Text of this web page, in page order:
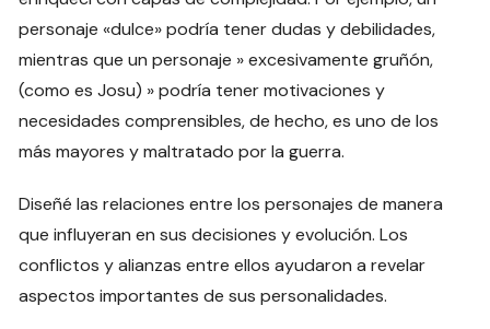
personaje «dulce» podría tener dudas y debilidades,
mientras que un personaje » excesivamente gruñón,
(como es Josu) » podría tener motivaciones y
necesidades comprensibles, de hecho, es uno de los
más mayores y maltratado por la guerra.
Diseñé las relaciones entre los personajes de manera
que influyeran en sus decisiones y evolución. Los
conflictos y alianzas entre ellos ayudaron a revelar
aspectos importantes de sus personalidades.